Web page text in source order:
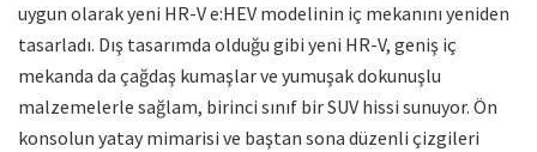
uygun olarak yeni HR-V e:HEV modelinin iç mekanını yeniden
tasarladı. Dış tasarımda olduğu gibi yeni HR-V, geniş iç
mekanda da çağdaş kumaşlar ve yumuşak dokunuşlu
malzemelerle sağlam, birinci sınıf bir SUV hissi sunuyor. Ön
konsolun yatay mimarisi ve baştan sona düzenli çizgileri